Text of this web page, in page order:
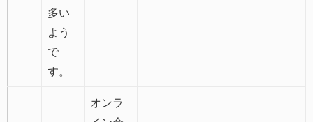
多い
よう
で
す。
オンラ